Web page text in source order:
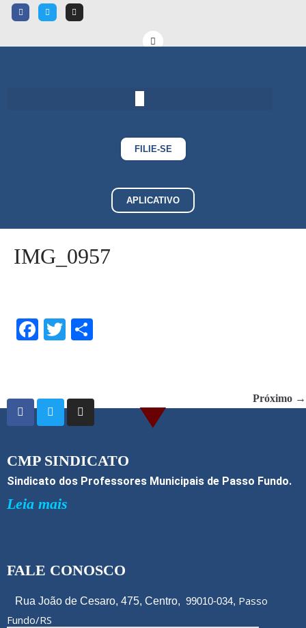
FILIE-SE
APLICATIVO
IMG_0957
F
b
o
k
T
er e Próximo →
CMP SINDICATO
Sindicato dos Professores Municipais de Passo Fundo.
Leia mais
FALE CONOSCO
Rua João de Cesaro, 475, Centro, 99010-034, Passo
Fundo/RS